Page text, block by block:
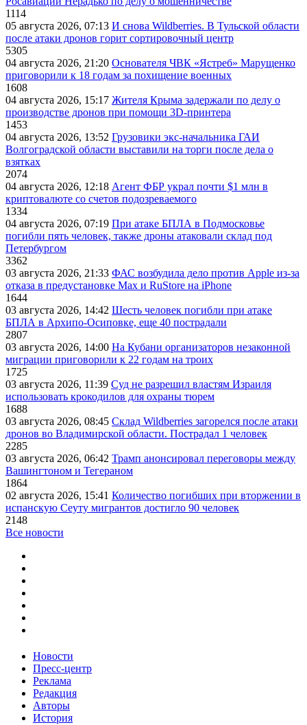
1114
05 августа 2026, 07:13 И снова Wildberries. В Тульской области
после атаки дронов горит сортировочный центр
5305
04 августа 2026, 21:20 Основателя ЧВК «Ястреб» Марущенко
приговорили к 18 годам за похищение военных
1608
04 августа 2026, 15:17 Жителя Крыма задержали по делу о
производстве дронов при помощи 3D‑принтера
1453
04 августа 2026, 13:52 Грузовики экс-начальника ГАИ
Волгоградской области выставили на торги после дела о
взятках
2074
04 августа 2026, 12:18 Агент ФБР украл почти $1 млн в
криптовалюте со счетов подозреваемого
1334
04 августа 2026, 07:19 При атаке БПЛА в Подмосковье
погибли пять человек, также дроны атаковали склад под
Петербургом
3362
03 августа 2026, 21:33 ФАС возбудила дело против Apple из-за
отказа в предустановке Max и RuStore на iPhone
1644
03 августа 2026, 14:42 Шесть человек погибли при атаке
БПЛА в Архипо-Осиповке, еще 40 пострадали
2807
03 августа 2026, 14:00 На Кубани организаторов незаконной
миграции приговорили к 22 годам на троих
1725
03 августа 2026, 11:39 Суд не разрешил властям Израиля
использовать крокодилов для охраны тюрем
1688
03 августа 2026, 08:45 Склад Wildberries загорелся после атаки
дронов во Владимирской области. Пострадал 1 человек
2285
03 августа 2026, 06:42 Трамп анонсировал переговоры между
Вашингтоном и Тегераном
1864
02 августа 2026, 15:41 Количество погибших при вторжении в
испанскую Сеуту мигрантов достигло 90 человек
2148
Все новости
Новости
Пресс-центр
Реклама
Редакция
Авторы
История